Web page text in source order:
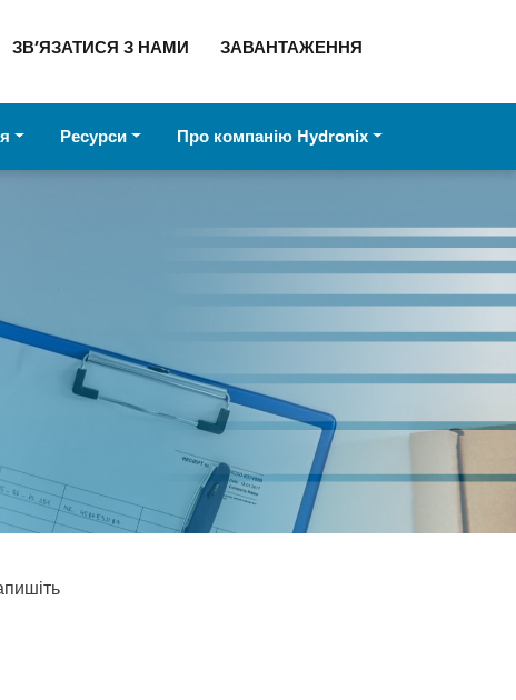
ЗВ’ЯЗАТИСЯ З НАМИ ЗАВАНТАЖЕННЯ
Ресурси Про компанію Hydronix